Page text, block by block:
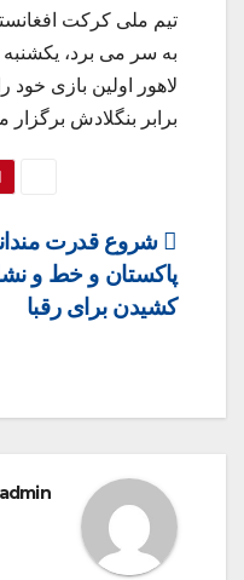
تیم ملی کرکت
به سر می برد، یکشنبه
برابر بنگلادش برگزار
Post
شروع قدرت
پاکستان و خط و
کشیدن برای رقبا
admin